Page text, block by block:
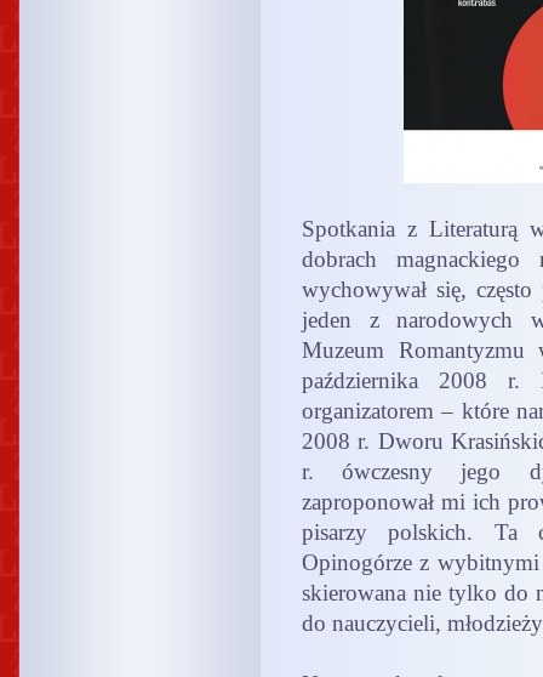
Spotkania z Literaturą
dobrach
wychowywał się,
jeden z narodowych
Muzeum Romantyzmu
października 2008 r.
organizatorem – które
2008 r. Dworu
r. ówczesny jego
zaproponował mi ich
pisarzy polskich. Ta
Opinogórze z
skierowana nie tylko do
do nauczycieli,